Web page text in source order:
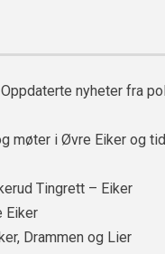
nyheter fra
møter i Øvre Eiker og
Tingrett – Eiker
Eiker
Drammen og Lier